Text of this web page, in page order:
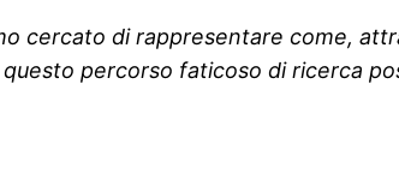
cercato di rappresentare come,
percorso faticoso di ricerca